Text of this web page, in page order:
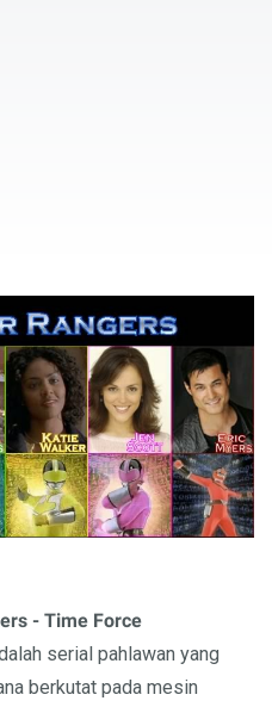
- Time Force
serial pahlawan yang
berkutat pada mesin